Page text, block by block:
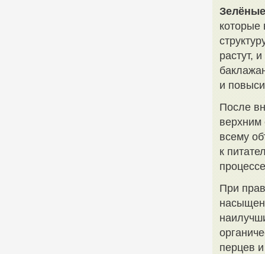
которые
растут,
и
После
верхним
всему
к
При
перцев